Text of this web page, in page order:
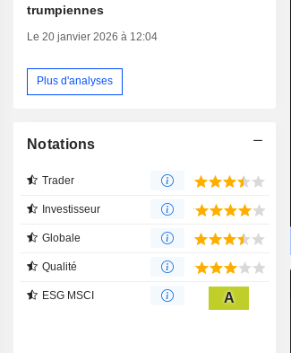
trumpiennes
Le 20 janvier 2026 à 12:04
Plus d'analyses
Notations
Trader
Investisseur
Globale
Qualité
ESG MSCI A